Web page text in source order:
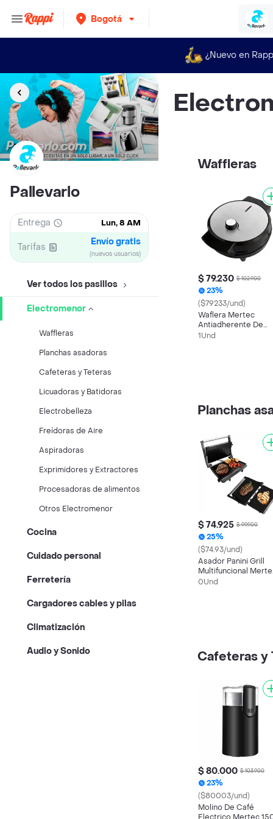
Bogotá
¿Nuevo en
Pallevarlo
Entrega Lun, 8 AM
Tarifas Envío gratis
(nuevos usuarios)
Ver todos los pasillos
Electromenor
Waffleras
Planchas asadoras
Cafeteras y Teteras
Licuadoras y Batidoras
Electrobelleza
Freídoras de Aire
Aspiradoras
Exprimidores y Extractores
Procesadoras de alimentos
Otros Electromenor
Cocina
Cuidado personal
Ferretería
Cargadores cables y pilas
Climatización
Audio y Sonido
Waffleras
$ 79.230 $ 102.900
23%
($79233/und)
Waflera Mertec
Antiadherente De
Acero Inoxidable 4
1Und
Planchas
$ 74.925 $ 99.900
25%
($74.93/und)
Asador Panini Grill
Multifuncional
Silver
0Und
Cafeteras y
$ 80.000 $ 103.900
23%
($80003/und)
Molino De Café